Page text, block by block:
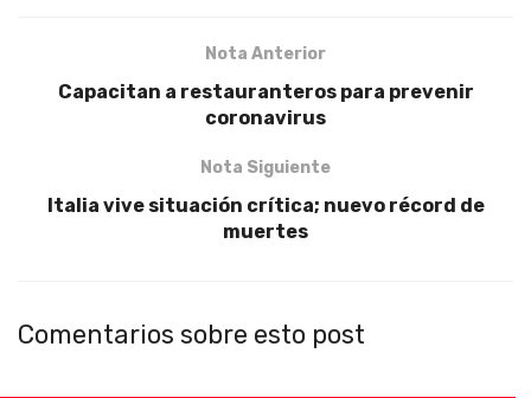
Nota Anterior
Capacitan a restauranteros para prevenir
coronavirus
Nota Siguiente
Italia vive situación crítica; nuevo récord de
muertes
Comentarios sobre esto post